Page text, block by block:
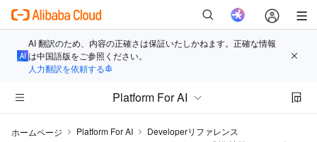
AI 翻訳のため、内容の正確さは保証いたしかねます。正確な情報
は中国語版をご参照ください。
人力翻訳を依頼する
Platform For AI
ホームページ Platform For AI
Developerリファレンス